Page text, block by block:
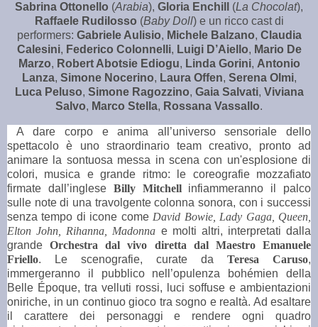
Sabrina Ottonello (Arabia), Gloria Enchill (La Chocolat),
Raffaele Rudilosso (Baby Doll) e un ricco cast di
performers: Gabriele Aulisio, Michele Balzano, Claudia
Calesini, Federico Colonnelli, Luigi D’Aiello, Mario De
Marzo, Robert Abotsie Ediogu, Linda Gorini, Antonio
Lanza, Simone Nocerino, Laura Offen, Serena Olmi,
Luca Peluso, Simone Ragozzino, Gaia Salvati, Viviana
Salvo, Marco Stella, Rossana Vassallo.
A dare corpo e anima all’universo sensoriale dello
spettacolo è uno straordinario team creativo, pronto ad
animare la sontuosa messa in scena con un'esplosione di
colori, musica e grande ritmo: le coreografie mozzafiato
firmate dall’inglese Billy Mitchellinfiammeranno il palco
sulle note di una travolgente colonna sonora, con i successi
senza tempo di icone come David Bowie, Lady Gaga, Queen,
Elton John, Rihanna, Madonna e molti altri, interpretati dalla
grandeOrchestra dal vivo
diretta dal Maestro Emanuele
Friello. Le scenografie, curate da Teresa Caruso,
immergeranno il pubblico nell’opulenza bohémien della
Belle Époque, tra velluti rossi, luci soffuse e ambientazioni
oniriche, in un continuo gioco tra sogno e realtà. Ad esaltare
il carattere dei personaggi e rendere ogni quadro